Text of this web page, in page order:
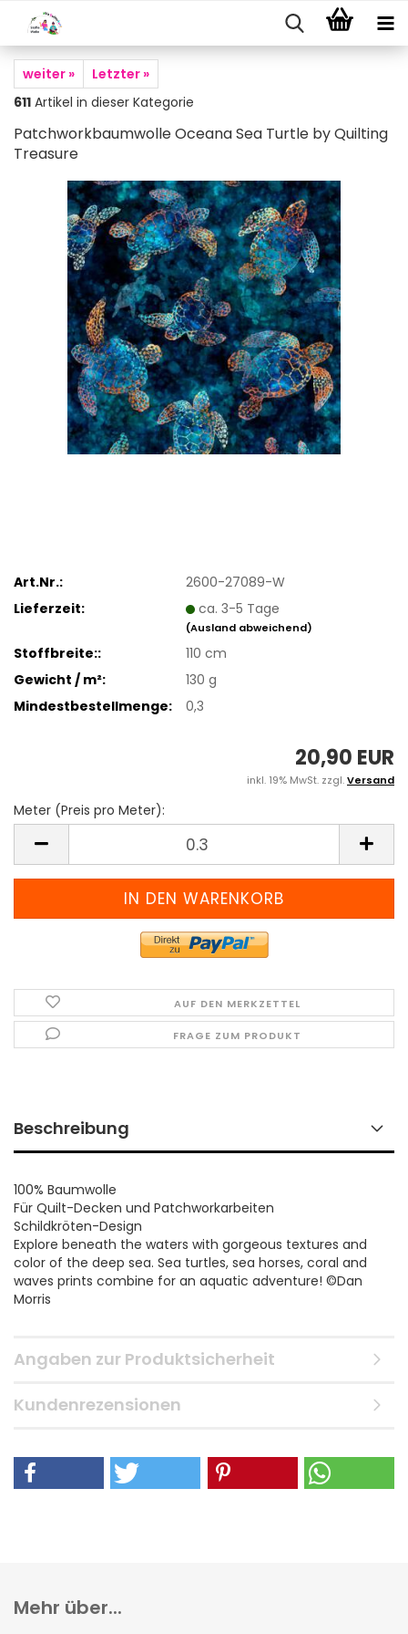
weiter »
Letzter »
611 Artikel in dieser Kategorie
Patchworkbaumwolle Oceana Sea Turtle by Quilting
Treasure
Art.Nr.:
2600-27089-W
Lieferzeit:
ca. 3-5 Tage
(Ausland abweichend)
Stoffbreite::
110 cm
Gewicht / m²:
130 g
Mindestbestellmenge:
0,3
20,90 EUR
inkl. 19% MwSt. zzgl.Versand
Meter (Preis pro Meter):
(Preis
pro
AUF DEN MERKZETTEL
FRAGE ZUM PRODUKT
Beschreibung
100% Baumwolle
Für Quilt-Decken und Patchworkarbeiten
Schildkröten-Design
Explore beneath the waters with gorgeous textures and
color of the deep sea. Sea turtles, sea horses, coral and
waves prints combine for an aquatic adventure! ©Dan
Morris
Angaben zur Produktsicherheit
Kundenrezensionen
Mehr über...